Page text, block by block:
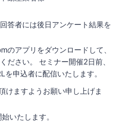
答者には後日アンケート結果を
のアプリをダウンロードして、
ださい。 セミナー開催2日前、
申込者に配信いたします。
けますようお願い申し上げま
いたします。